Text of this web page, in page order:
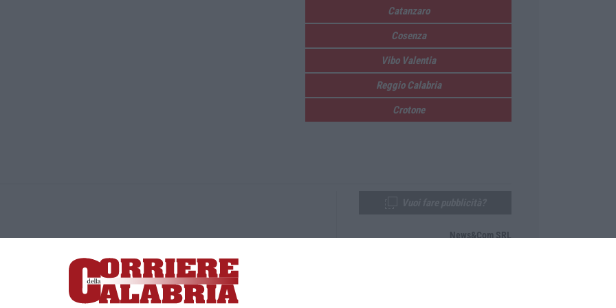
Catanzaro
Cosenza
Vibo Valentia
Reggio Calabria
Crotone
Lamezia Terme (CZ)
responsabile Paola Militano |Privacy
News&Com SRL